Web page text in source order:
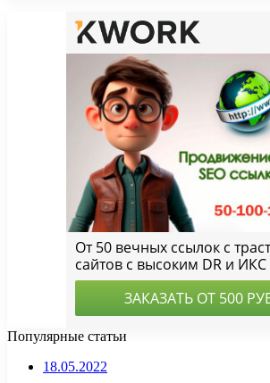
Популярные статьи
18.05.2022